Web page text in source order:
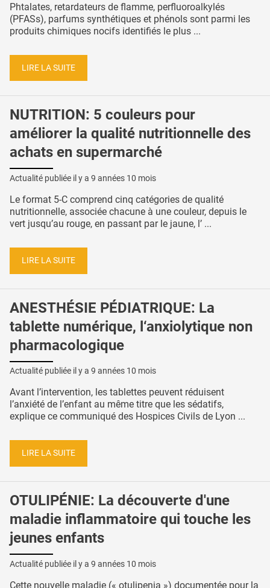
Phtalates, retardateurs de flamme, perfluoroalkylés
(PFASs), parfums synthétiques et phénols sont parmi les
produits chimiques nocifs identifiés le plus ...
LIRE LA SUITE
NUTRITION: 5 couleurs pour
améliorer la qualité nutritionnelle des
achats en supermarché
Actualité publiée il y a 9 années 10 mois
Le format 5-C comprend cinq catégories de qualité
nutritionnelle, associée chacune à une couleur, depuis le
vert jusqu’au rouge, en passant par le jaune, l’ ...
LIRE LA SUITE
ANESTHÉSIE PÉDIATRIQUE: La
tablette numérique, l‘anxiolytique non
pharmacologique
Actualité publiée il y a 9 années 10 mois
Avant l’intervention, les tablettes peuvent réduisent
l’anxiété de l’enfant au même titre que les sédatifs,
explique ce communiqué des Hospices Civils de Lyon ...
LIRE LA SUITE
OTULIPÉNIE: La découverte d'une
maladie inflammatoire qui touche les
jeunes enfants
Actualité publiée il y a 9 années 10 mois
Cette nouvelle maladie (« otulipenia ») documentée pour la